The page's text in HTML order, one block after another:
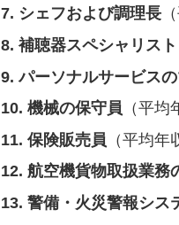
7. シェフおよび調理長
8. 補聴器スペシャリスト
9. パーソナルサービス
10. 機械の保守員 （平
11. 保険販売員 （平均
12. 航空機貨物取扱業務
13. 警備・火災警報シス